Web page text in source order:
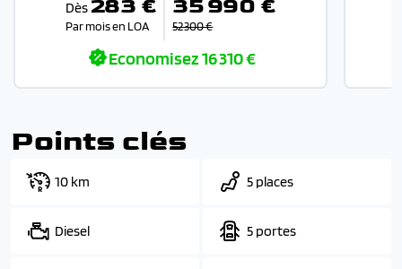
Dès 283 €
Par mois en LOA
35 990 €
52 300 €
Economisez16 310 €
Points clés
10 km 5 places
Diesel 5 portes